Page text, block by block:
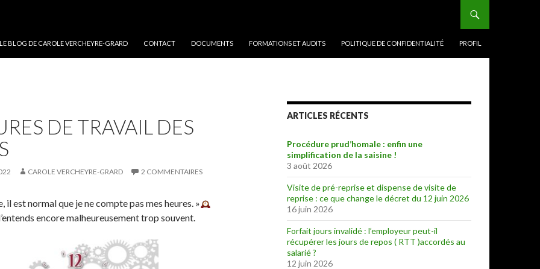
BLOG DE CAROLE VERCHEYRE-GRARD CONTACT DOCUMENTS FORMATIONS ET AUDITS POLITIQUE DE CONFIDENTIALITÉ PROFIL
DE TRAVAIL DES
CAROLE VERCHEYRE-GRARD 2 COMMENTAIRES
il est normal que je ne compte pas mes heures. »
encore malheureusement trop souvent.
ARTICLES RÉCENTS
Procédure prud’homale : enfin une
simplification de la saisine !
3 août 2026
Visite de pré-reprise et dispense de visite de
reprise : ce que change le décret du 12 juin 2026
16 juin 2026
Forfait jours invalidé : l’employeur peut-il
récupérer les jours de repos ( RTT )accordés au
salarié ?
12 juin 2026